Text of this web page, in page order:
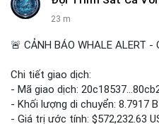
23 m
🚨 CẢNH BÁO WHALE ALERT -
Chi tiết giao dịch:
- Mã giao dịch:
- Khối lượng di chuyển: 8.7917
- Giá trị ước tính: $572,232.63